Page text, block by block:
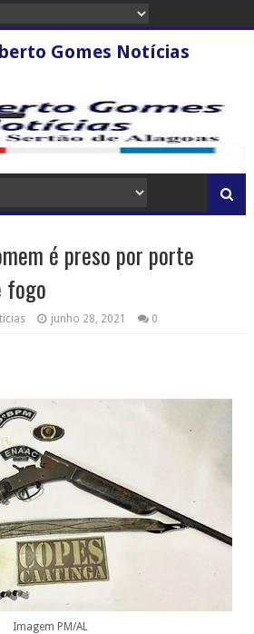
Gomes Notícias
é preso por porte
fogo
junho 28, 2021 0
Imagem PM/AL